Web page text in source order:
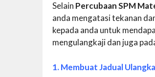
Selain Percubaan SPM
anda mengatasi tekanan
kepada anda untuk
mengulangkaji dan juga
1. Membuat Jadual